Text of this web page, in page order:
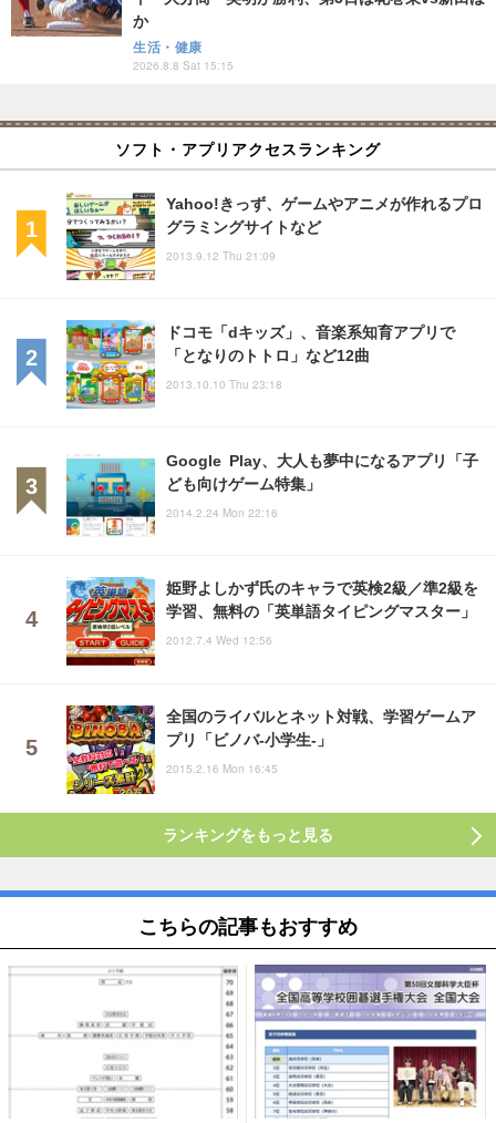
か
生活・健康
2026.8.8 Sat 15:15
ソフト・アプリアクセスランキング
Yahoo!きっず、ゲームやアニメが作れるプロ
グラミングサイトなど
2013.9.12 Thu 21:09
ドコモ「dキッズ」、音楽系知育アプリで
「となりのトトロ」など12曲
2013.10.10 Thu 23:18
Google Play、大人も夢中になるアプリ「子
ども向けゲーム特集」
2014.2.24 Mon 22:16
姫野よしかず氏のキャラで英検2級／準2級を
学習、無料の「英単語タイピングマスター」
2012.7.4 Wed 12:56
全国のライバルとネット対戦、学習ゲームア
プリ「ビノバ-小学生-」
2015.2.16 Mon 16:45
ランキングをもっと見る
こちらの記事もおすすめ